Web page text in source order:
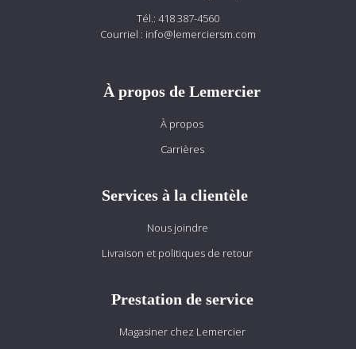
Tél.: 418 387-4560
Courriel : info@lemerciersm.com
À propos de Lemercier
À propos
Carrières
Services à la clientèle
Nous joindre
Livraison et politiques de retour
Prestation de service
Magasiner chez Lemercier